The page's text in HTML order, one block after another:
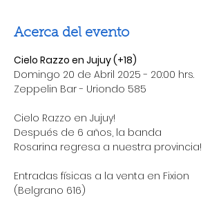
Acerca del evento
Cielo Razzo en Jujuy (+18)
Domingo 20 de Abril 2025 - 20:00 hrs.
Zeppelin Bar - Uriondo 585
Cielo Razzo en Jujuy!
Después de 6 años, la banda
Rosarina regresa a nuestra provincia!
Entradas físicas a la venta en Fixion
(Belgrano 616)